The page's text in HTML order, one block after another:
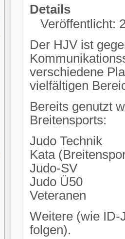
Details
Veröffentlicht:
Der HJV ist
verschiedene
vielfältigen
Bereits genutzt
Breitensports:
Judo Technik
Kata
Judo-SV
Judo Ü50
Veteranen
Weitere (wie ID-
folgen).